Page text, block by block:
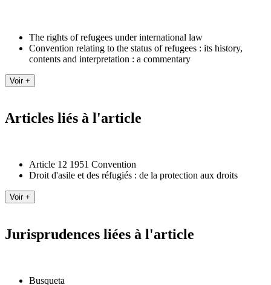
The rights of refugees under international law
Convention relating to the status of refugees : its history,
contents and interpretation : a commentary
Articles liés à l'article
Article 12 1951 Convention
Droit d'asile et des réfugiés : de la protection aux droits
Jurisprudences liées à l'article
Busqueta